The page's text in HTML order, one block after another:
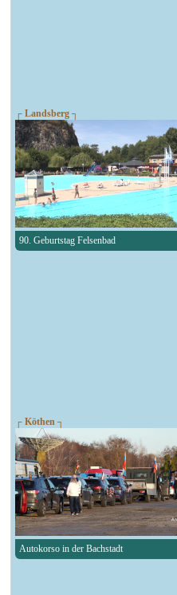
┌ Landsberg ┐
90. Geburtstag Felsenbad
┌ Köthen ┐
Autokorso in der Bachstadt